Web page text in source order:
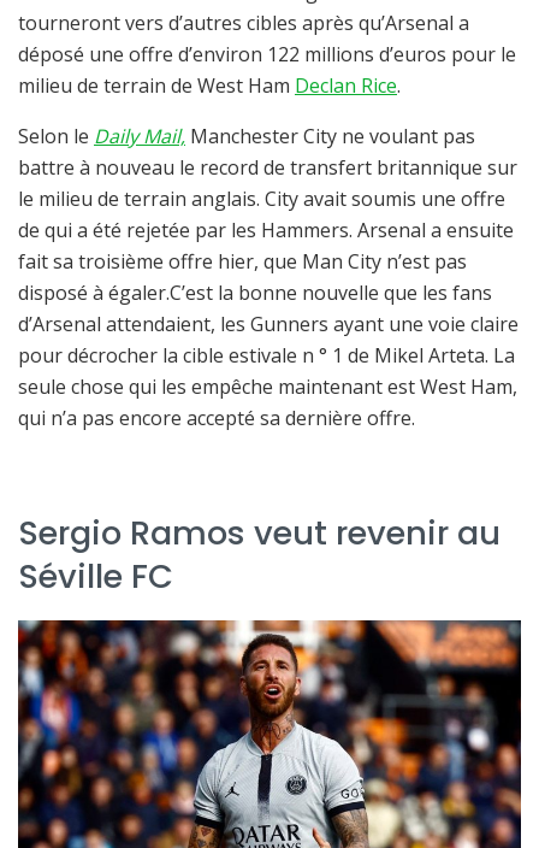
tourneront vers d’autres cibles après qu’Arsenal a
déposé une offre d’environ 122 millions d’euros pour le
milieu de terrain de West Ham Declan Rice.
Selon le Daily Mail, Manchester City ne voulant pas
battre à nouveau le record de transfert britannique sur
le milieu de terrain anglais. City avait soumis une offre
de qui a été rejetée par les Hammers. Arsenal a ensuite
fait sa troisième offre hier, que Man City n’est pas
disposé à égaler.C’est la bonne nouvelle que les fans
d’Arsenal attendaient, les Gunners ayant une voie claire
pour décrocher la cible estivale n ° 1 de Mikel Arteta. La
seule chose qui les empêche maintenant est West Ham,
qui n’a pas encore accepté sa dernière offre.
Sergio Ramos veut revenir au
Séville FC